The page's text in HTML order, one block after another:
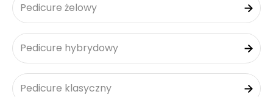
Pedicure żelowy
Pedicure hybrydowy
Pedicure klasyczny